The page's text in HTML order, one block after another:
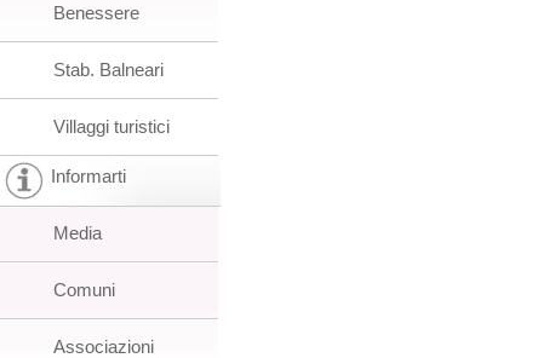
Benessere
Stab. Balneari
Villaggi turistici
Informarti
Media
Comuni
Associazioni